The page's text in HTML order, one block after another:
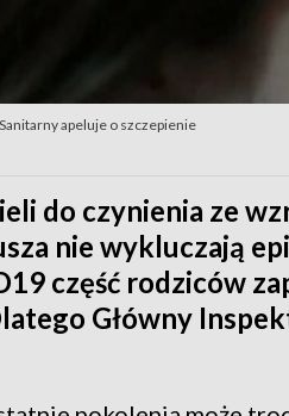
apeluje o szczepienie
do czynienia ze
nie wykluczają
część rodziców
Główny